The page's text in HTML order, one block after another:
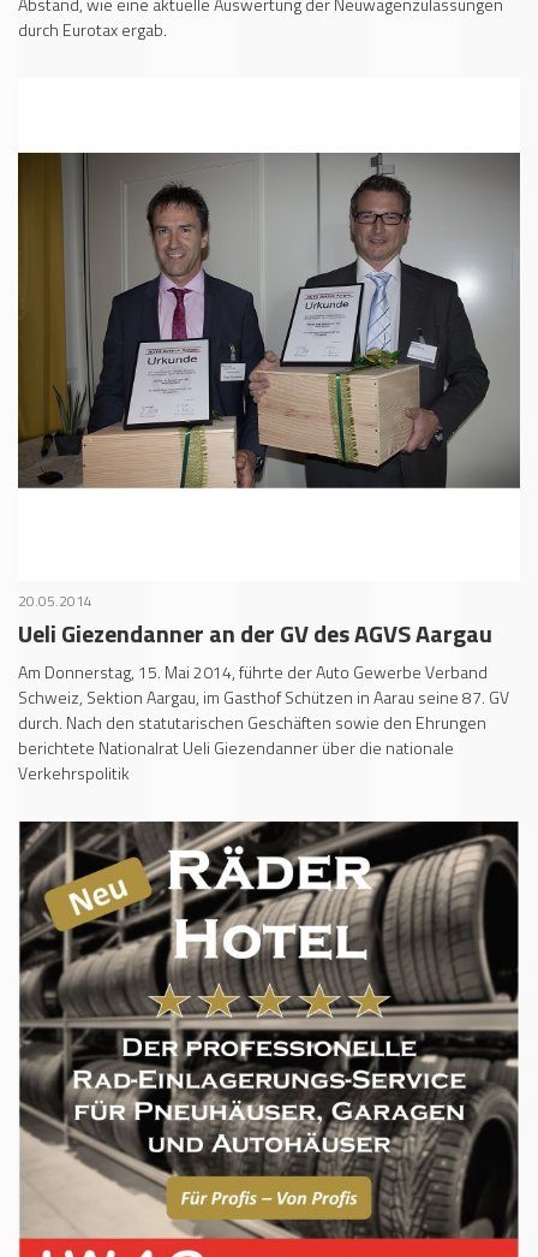
durch Eurotax ergab.
20.05.2014
Ueli Giezendanner an der GV des AGVS Aargau
Am Donnerstag, 15. Mai 2014, führte der Auto Gewerbe Verband
Schweiz, Sektion Aargau, im Gasthof Schützen in Aarau seine 87. GV
durch. Nach den statutarischen Geschäften sowie den Ehrungen
berichtete Nationalrat Ueli Giezendanner über die nationale
Verkehrspolitik